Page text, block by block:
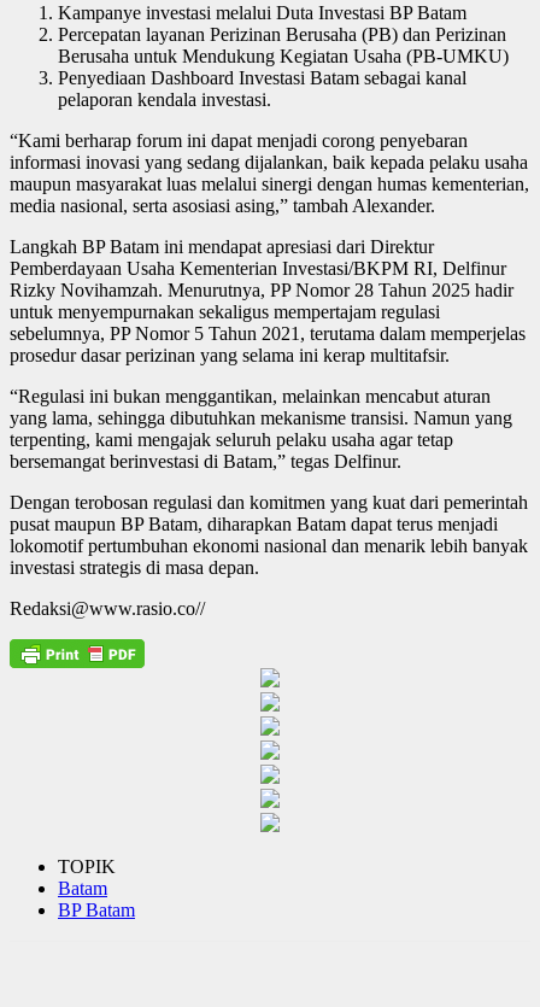
Kampanye investasi melalui Duta Investasi BP Batam
Percepatan layanan Perizinan Berusaha (PB) dan Perizinan
Berusaha untuk Mendukung Kegiatan Usaha (PB-UMKU)
Penyediaan Dashboard Investasi Batam sebagai kanal
pelaporan kendala investasi.
“Kami berharap forum ini dapat menjadi corong penyebaran
informasi inovasi yang sedang dijalankan, baik kepada pelaku usaha
maupun masyarakat luas melalui sinergi dengan humas kementerian,
media nasional, serta asosiasi asing,” tambah Alexander.
Langkah BP Batam ini mendapat apresiasi dari Direktur
Pemberdayaan Usaha Kementerian Investasi/BKPM RI, Delfinur
Rizky Novihamzah. Menurutnya, PP Nomor 28 Tahun 2025 hadir
untuk menyempurnakan sekaligus mempertajam regulasi
sebelumnya, PP Nomor 5 Tahun 2021, terutama dalam memperjelas
prosedur dasar perizinan yang selama ini kerap multitafsir.
“Regulasi ini bukan menggantikan, melainkan mencabut aturan
yang lama, sehingga dibutuhkan mekanisme transisi. Namun yang
terpenting, kami mengajak seluruh pelaku usaha agar tetap
bersemangat berinvestasi di Batam,” tegas Delfinur.
Dengan terobosan regulasi dan komitmen yang kuat dari pemerintah
pusat maupun BP Batam, diharapkan Batam dapat terus menjadi
lokomotif pertumbuhan ekonomi nasional dan menarik lebih banyak
investasi strategis di masa depan.
Redaksi@www.rasio.co//
TOPIK
Batam
BP Batam